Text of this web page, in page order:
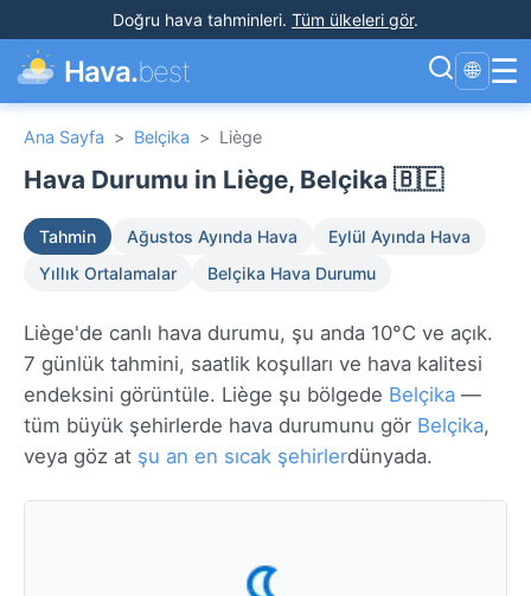
Doğru hava tahminleri. Tüm ülkeleri gör.
Hava.best 🌐 ☰
Ana Sayfa > Belçika > Liège
Hava Durumu in Liège, Belçika 🇧🇪
Tahmin Ağustos Ayında Hava
Eylül Ayında Hava
Yıllık Ortalamalar
Belçika Hava Durumu
Liège'de canlı hava durumu, şu anda 10°C ve açık.
7 günlük tahmini, saatlik koşulları ve hava kalitesi
endeksini görüntüle. Liège şu bölgede Belçika —
tüm büyük şehirlerde hava durumunu gör Belçika,
veya göz at şu an en sıcak şehirlerdünyada.